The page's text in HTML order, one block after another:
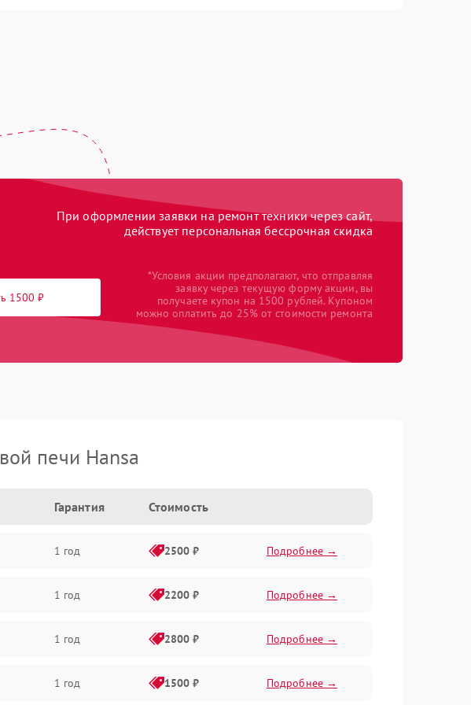
При оформлении заявки на ремонт техники через сайт,
действует персональная бессрочная скидка
1500 ₽
*Условия акции предполагают, что отправляя
заявку через текущую форму акции, вы
получаете купон на 1500 рублей. Купоном
можно оплатить до 25% от стоимости ремонта
печи Hansa
Гарантия Стоимость
1 год 2500 ₽ Подробнее →
1 год 2200 ₽ Подробнее →
1 год 2800 ₽ Подробнее →
1 год 1500 ₽ Подробнее →